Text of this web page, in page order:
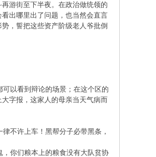
游街至下半夜。在政治做统领的
出哪里出了问题，也当然会直言
，誓把这些资产阶级老人爷批倒
以看到辩论的场景；在这个区的
字报，这家人的母亲当天气病而
不许上车！黑帮分子必带黑条，
你们粮本上的粮食没有大队贫协